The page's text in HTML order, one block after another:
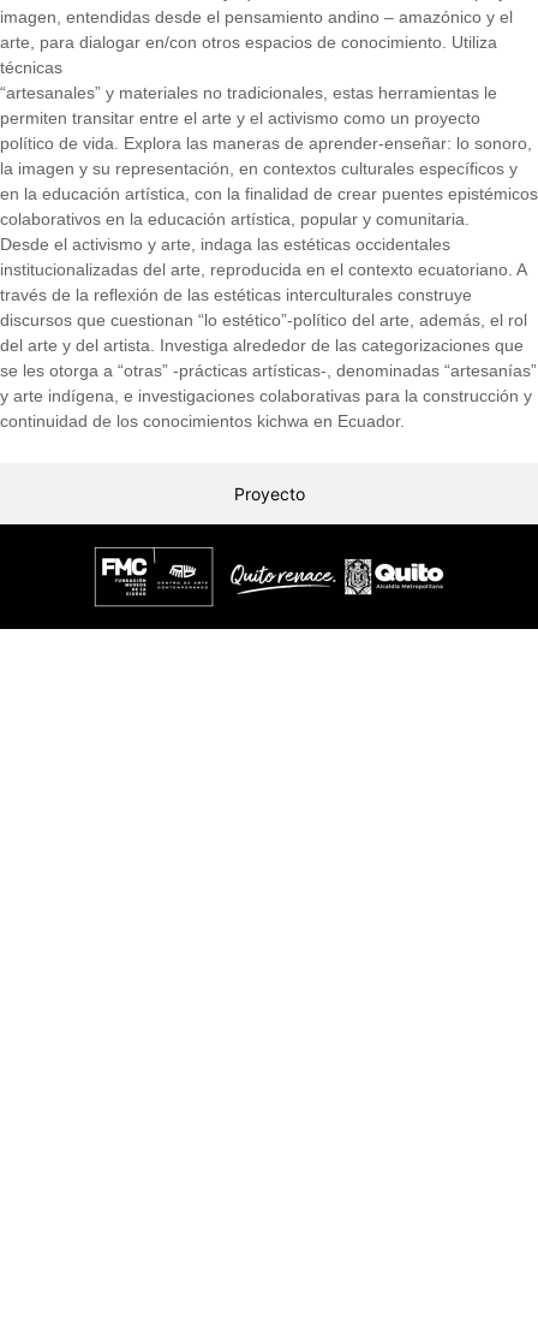
Proyecto
imagen, entendidas desde el pensamiento andino – amazónico y el
arte, para dialogar en/con otros espacios de conocimiento. Utiliza
técnicas
“artesanales” y materiales no tradicionales, estas herramientas le
permiten transitar entre el arte y el activismo como un proyecto
político de vida. Explora las maneras de aprender-enseñar: lo sonoro,
la imagen y su representación, en contextos culturales específicos y
en la educación artística, con la finalidad de crear puentes epistémicos
colaborativos en la educación artística, popular y comunitaria.
Desde el activismo y arte, indaga las estéticas occidentales
institucionalizadas del arte, reproducida en el contexto ecuatoriano. A
través de la reflexión de las estéticas interculturales construye
discursos que cuestionan “lo estético”-político del arte, además, el rol
del arte y del artista. Investiga alrededor de las categorizaciones que
se les otorga a “otras” -prácticas artísticas-, denominadas “artesanías”
y arte indígena, e investigaciones colaborativas para la construcción y
continuidad de los conocimientos kichwa en Ecuador.